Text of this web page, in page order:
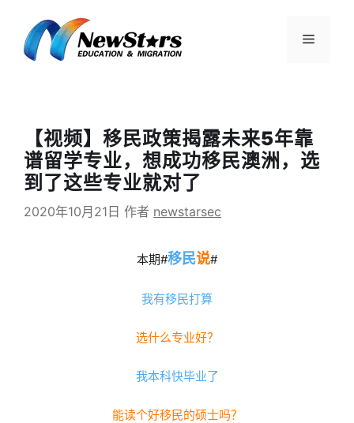
菜
【视频】移民政策揭露未来5年靠
谱留学专业，想成功移民澳洲，选
到了这些专业就对了
2020年10月21日 作者 newstarsec
本期#移民说#
我有移民打算
选什么专业好？
我本科快毕业了
能读个好移民的硕士吗？